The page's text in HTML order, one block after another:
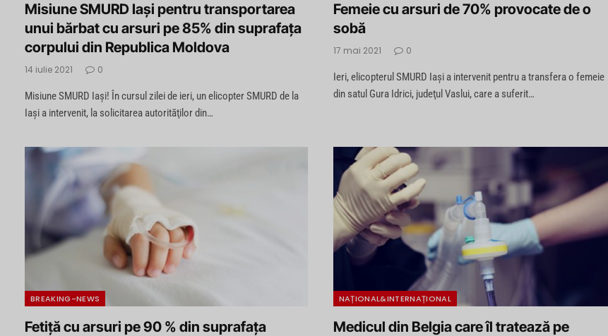
Misiune SMURD Iași pentru transportarea
unui bărbat cu arsuri pe 85% din suprafaţa
corpului din Republica Moldova
14 iulie 2021 0
Misiune SMURD Iași! În cursul zilei de ieri, un elicopter SMURD de la
Iaşi a intervenit, la solicitarea autorităţilor din…
Femeie cu arsuri de 70% provocate de o
sobă
17 mai 2021 0
Ieri, elicopterul SMURD Iaşi a intervenit pentru a transfera o femeie
din satul Gura Idrici, judeţul Vaslui, care a suferit…
BREAKING-NEWS
Fetiță cu arsuri pe 90 % din suprafața
NAȚIONAL&INTERNAȚIONAL
Medicul din Belgia care îl tratează pe